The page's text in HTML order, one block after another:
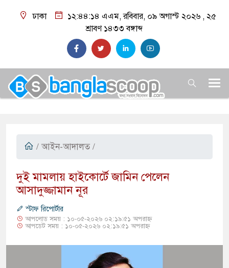
ঢাকা ১২:৪৪:১৫ এএম, রবিবার, ০৯ অগাস্ট ২০২৬ , ২৫
শ্রাবণ ১৪৩৩ বঙ্গাব্দ
/ আইন-আদালত /
দুই মামলায় হাইকোর্টে জামিন পেলেন
আসাদুজ্জামান নূর
স্টাফ রিপোর্টার
আপলোড সময় : ১০-০৫-২০২৬ ০২:১৯:৫১ অপরাহ্ন
আপডেট সময় : ১০-০৫-২০২৬ ০২:১৯:৫১ অপরাহ্ন